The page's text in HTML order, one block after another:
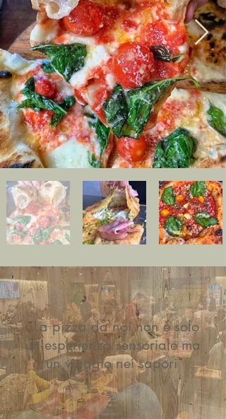
" La pizza da noi non è solo
un'esperienza sensoriale ma
un viaggio nei sapori"